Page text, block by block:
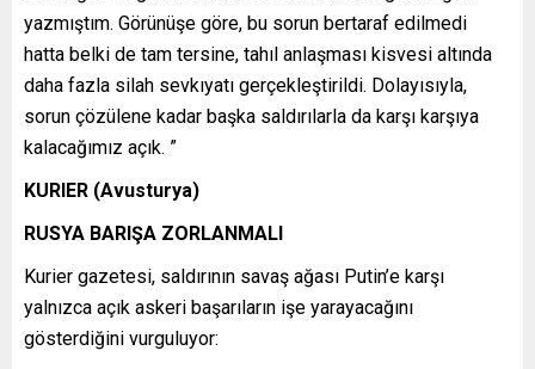
yazmıştım. Görünüşe göre, bu sorun bertaraf edilmedi
hatta belki de tam tersine, tahıl anlaşması kisvesi altında
daha fazla silah sevkıyatı gerçekleştirildi. Dolayısıyla,
sorun çözülene kadar başka saldırılarla da karşı karşıya
kalacağımız açık. ”
KURIER (Avusturya)
RUSYA BARIŞA ZORLANMALI
Kurier gazetesi, saldırının savaş ağası Putin’e karşı
yalnızca açık askeri başarıların işe yarayacağını
gösterdiğini vurguluyor: